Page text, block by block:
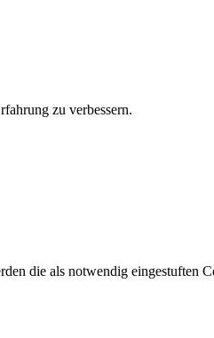
zu verbessern.
die als notwendig eingestuften